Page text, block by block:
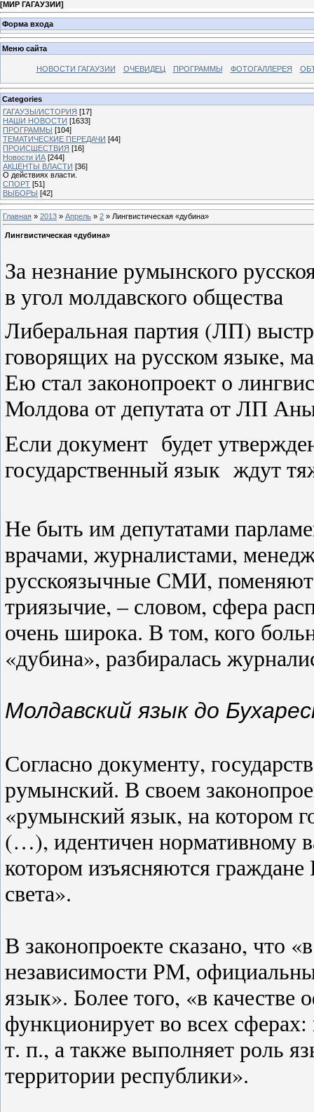
[МИР ГАГАУЗИИ]
Форма входа
Меню сайта
НОВОСТИ ГАГАУЗИИ ОЧЕВИДЕЦ ПРОГРАММЫ ФОТОГАЛЛЕРЕЯ
Categories
ГАГАУЗЫ/ИСТОРИЯ [17]
НАШИ НОВОСТИ [1633]
ПРОГРАММЫ [104]
ТЕМАТИЧЕСКИЕ ПЕРЕДАЧИ [44]
ПРОИСШЕСТВИЯ [16]
Новости ИА [244]
АКЦЕНТЫ ВЛАСТИ [36]
О действиях власти.
СПОРТ [51]
ВЫБОРЫ [42]
Главная » 2013 » Апрель » 2 » Лингвистическая «дубина»
Лингвистическая «дубина»
За незнание румынского
в угол молдавского общества
Либеральная партия (ЛП)
говорящих на русском языке,
Ею стал законопроект о
Молдова от депутата от ЛП
Если документ будет
государственный язык ждут
Не быть им депутатами
врачами, журналистами,
русскоязычные СМИ,
триязычие, – словом, сфера
очень широка. В том, кого
«дубина», разбиралась
Молдавский язык до
Согласно документу,
румынский. В своем
«румынский язык, на котором
(…), идентичен нормативному
котором изъясняются
света».
В законопроекте сказано, что
независимости РМ,
язык». Более того, «в
функционирует во всех
т. п., а также выполняет роль
территории республики».